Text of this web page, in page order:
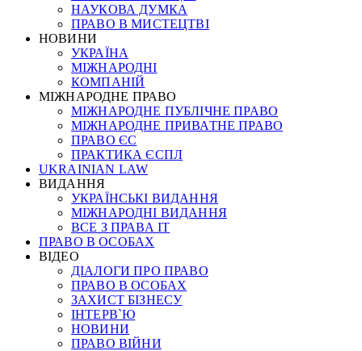
НАУКОВА ДУМКА
ПРАВО В МИСТЕЦТВІ
НОВИНИ
УКРАЇНА
МІЖНАРОДНІ
КОМПАНІЙ
МІЖНАРОДНЕ ПРАВО
МІЖНАРОДНЕ ПУБЛІЧНЕ ПРАВО
МІЖНАРОДНЕ ПРИВАТНЕ ПРАВО
ПРАВО ЄС
ПРАКТИКА ЄСПЛ
UKRAINIAN LAW
ВИДАННЯ
УКРАЇНСЬКІ ВИДАННЯ
МІЖНАРОДНІ ВИДАННЯ
ВСЕ З ПРАВА ІТ
ПРАВО В ОСОБАХ
ВІДЕО
ДІАЛОГИ ПРО ПРАВО
ПРАВО В ОСОБАХ
ЗАХИСТ БІЗНЕСУ
ІНТЕРВ`Ю
НОВИНИ
ПРАВО ВІЙНИ